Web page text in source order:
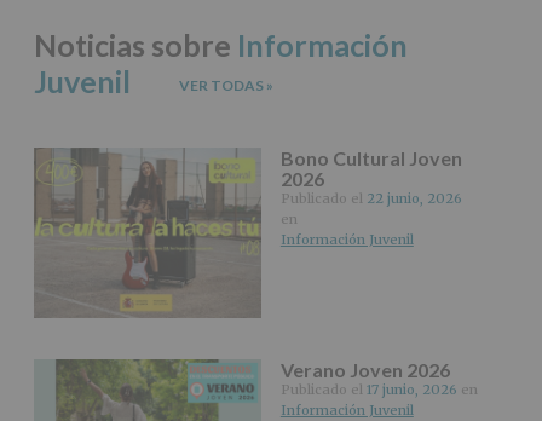
Información
adicional
Puede
apartado
Aquí
Protegemos
tus
Datos
nuestra
página
web:
*
Obligatorio
Noticias sobre Información
Juvenil
VER TODAS »
Bono Cultural Joven
2026
Publicado el 22 junio, 2026
en
Información Juvenil
Verano Joven 2026
Publicado el 17 junio, 2026 en
Información Juvenil